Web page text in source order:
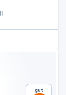
Gut